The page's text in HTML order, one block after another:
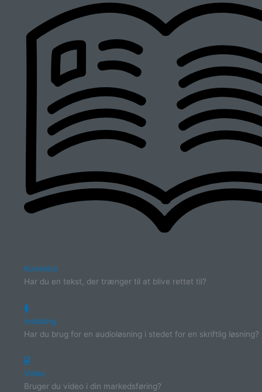
Korrektur
Har du en tekst, der trænger til at blive rettet til?
Indtaling
Har du brug for en audioløsning i stedet for en skriftlig løsning?
Video
Bruger du video i din markedsføring?